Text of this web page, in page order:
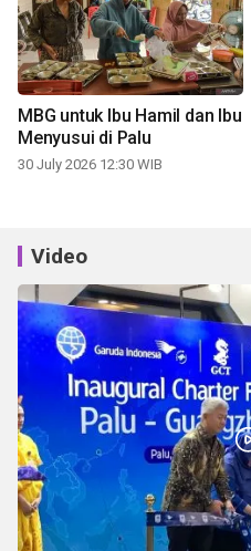
MBG untuk Ibu Hamil dan Ibu
Menyusui di Palu
30 July 2026 12:30 WIB
Video